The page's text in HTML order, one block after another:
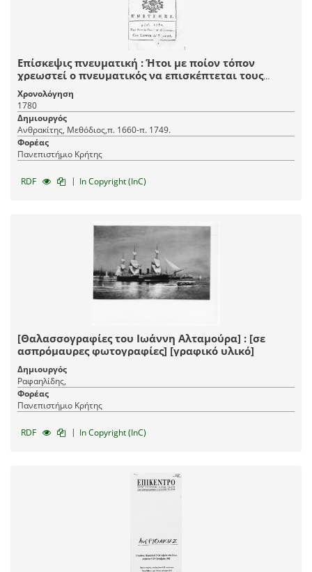
Επίσκεψις πνευματική : Ήτοι με ποίον τόπον
χρεωστεί ο πνευματικός να επισκέπτεται τους
ασθενείς, να εξετάζη την συνείδησιν, και να
διορθώνη τας ψυχάς των εξομολογουμένων.
Χρονολόγηση
1780
Δημιουργός
Ανθρακίτης, Μεθόδιος,π. 1660-π. 1749.
Φορέας
Πανεπιστήμιο Κρήτης
RDF | In Copyright (InC)
[Θαλασσογραφίες του Ιωάννη Αλταμούρα] : [σε
ασπρόμαυρες φωτογραφίες] [γραφικό υλικό]
Δημιουργός
Ραφαηλίδης,
Φορέας
Πανεπιστήμιο Κρήτης
RDF | In Copyright (InC)